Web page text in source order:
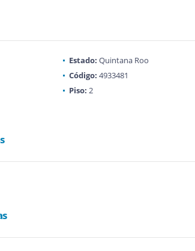
Estado: Quintana Roo
Código: 4933481
Piso: 2